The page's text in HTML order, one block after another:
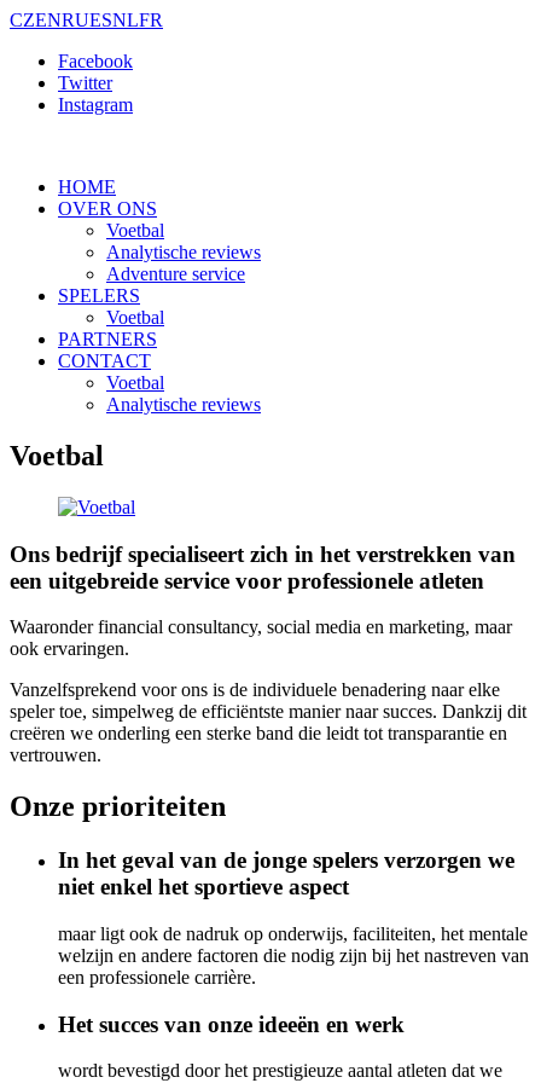
CZENRUESNLFR
Facebook
Twitter
Instagram
HOME
OVER ONS
Voetbal
Analytische reviews
Adventure service
SPELERS
Voetbal
PARTNERS
CONTACT
Voetbal
Analytische reviews
Voetbal
Ons bedrijf specialiseert zich in het verstrekken van
een uitgebreide service voor professionele atleten
Waaronder financial consultancy, social media en marketing, maar
ook ervaringen.
Vanzelfsprekend voor ons is de individuele benadering naar elke
speler toe, simpelweg de efficiëntste manier naar succes. Dankzij dit
creëren we onderling een sterke band die leidt tot transparantie en
vertrouwen.
Onze prioriteiten
In het geval van de jonge spelers verzorgen we
niet enkel het sportieve aspect
maar ligt ook de nadruk op onderwijs, faciliteiten, het mentale
welzijn en andere factoren die nodig zijn bij het nastreven van
een professionele carrière.
Het succes van onze ideeën en werk
wordt bevestigd door het prestigieuze aantal atleten dat we